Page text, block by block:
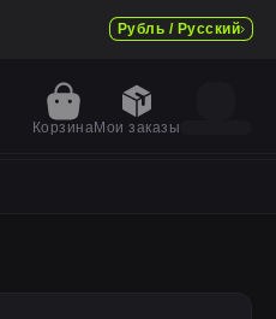
Рубль / Русский
КорзинаМои заказы